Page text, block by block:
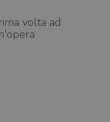
volta ad